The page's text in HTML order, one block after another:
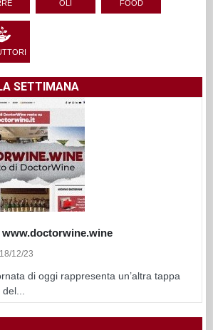
OLI FOOD
SETTIMANA
12/23
di oggi rappresenta un’altra tappa